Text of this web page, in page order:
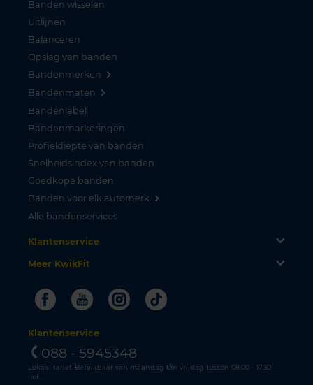
Banden wisselen
Uitlijnen
Balanceren
Opslag van banden
Bandenmerken
Bandenmaten
Bandenlabel
Bandenmarkeringen
Profieldiepte van banden
Snelheidsindex van banden
Goedkope banden
Banden voor elk automerk
Alle bandenservices
Klantenservice
Meer KwikFit
FacebookYoutubeInstagram
Tiktok
Klantenservice
088 - 5945348
Lokaal tarief. Bereikbaar van maandag t/m vrijdag tussen 08.00 - 17.30
uur.